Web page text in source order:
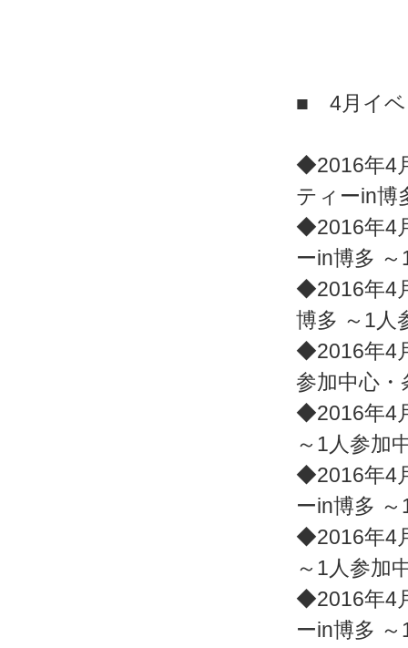
■ 4月イ
◆2016年4
ティーin博
◆2016年4
ーin博多
◆2016年4
博多 ～1人
◆2016年4
参加中心・
◆2016年4
～1人参加
◆2016年4
ーin博多
◆2016年4
～1人参加
◆2016年4
ーin博多